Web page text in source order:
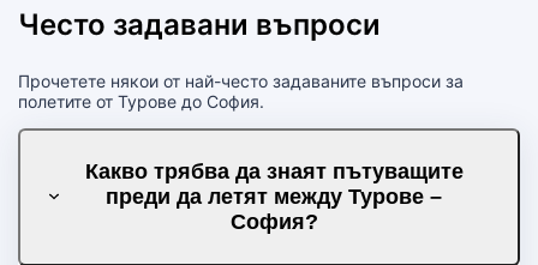
Често задавани въпроси
Прочетете някои от най-често задаваните въпроси за
полетите от Турове до София.
Какво трябва да знаят пътуващите
преди да летят между Турове –
София?